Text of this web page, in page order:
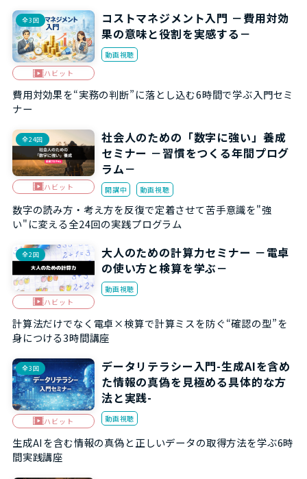
全3回
ハビット
コストマネジメント入門 －費用対効
果の意味と役割を実感する－
動画視聴
費用対効果を“実務の判断”に落とし込む6時間で学ぶ入門セミ
ナー
全24回
ハビット
社会人のための「数字に強い」養成
セミナー －習慣をつくる年間プログ
ラム－
開講中 動画視聴
数字の読み方・考え方を反復で定着させて苦手意識を"強
い"に変える全24回の実践プログラム
全2回
ハビット
大人のための計算力セミナー －電卓
の使い方と検算を学ぶ－
動画視聴
計算法だけでなく電卓×検算で計算ミスを防ぐ“確認の型”を
身につける3時間講座
全3回
ハビット
データリテラシー入門-生成AIを含め
た情報の真偽を見極める具体的な方
法と実践-
動画視聴
生成AIを含む情報の真偽と正しいデータの取得方法を学ぶ6時
間実践講座